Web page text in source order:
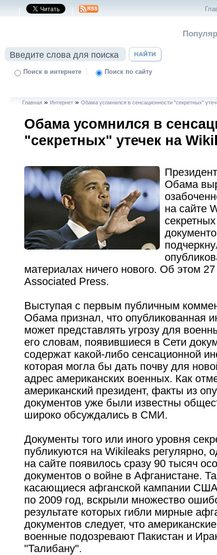
| |
Поиск в интернете | Поиск по сайту
Главная » Интернет »Обама усомнился в сенсационности "секретных"
Обама усомнился в
"секретных" утечек на
Обама
на сайте
материалах ничего нового. Об этом
Associated Press.
Выступая с первым публичным
Обама признал, что опубликованная
может представлять угрозу для
его словам, появившиеся в Сети
содержат какой-либо сенсационной
которая могла бы дать почву для
адрес американских военных. Как
американский президент, факты из
документов уже были известны
широко обсуждались в СМИ.
Документы того или иного уровня
публикуются на Wikileaks регулярно,
на сайте появилось сразу 90 тысяч
документов о войне в Афганистане.
касающиеся афганской кампании
по 2009 год, вскрыли множество
результате которых гибли мирные
документов следует, что
военные подозревают Пакистан и
"Талибану".